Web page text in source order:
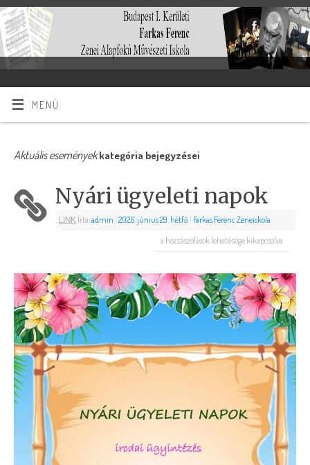
MENÜ
Aktuális eseményekkategória bejegyzései
Nyári ügyeleti napok
LINK Írta:admin 2026. június 29. hétfő Farkas Ferenc Zeneiskola
a hozzászólások lehetősége kikapcsolva